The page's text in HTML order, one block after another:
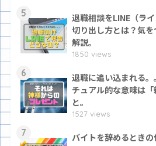
5
退職相談をLINE（ラ
切り出し方とは？気
解説。
1850 views
6
退職に追い込まれる
チュアル的な意味は
と。
1527 views
7
バイトを辞めるとき